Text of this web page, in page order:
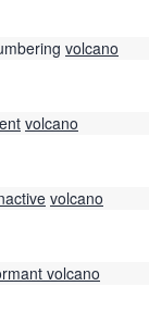
volcano
volcano
volcano
volcano